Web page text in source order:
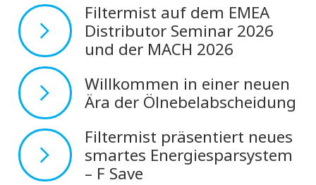
Filtermist auf dem EMEA
Distributor Seminar 2026
und der MACH 2026
Willkommen in einer neuen
Ära der Ölnebelabscheidung
Filtermist präsentiert neues
smartes Energiesparsystem
– F Save